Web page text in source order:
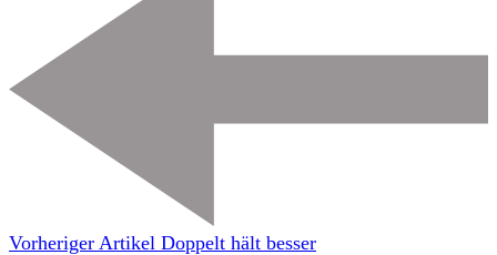
Vorheriger Artikel Doppelt hält besser